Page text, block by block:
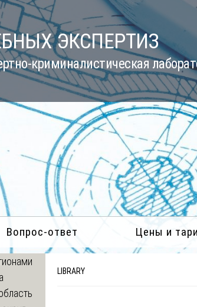
ЭКСПЕРТИЗ
криминалистическая
Вопрос-ответ Цены и
LIBRARY